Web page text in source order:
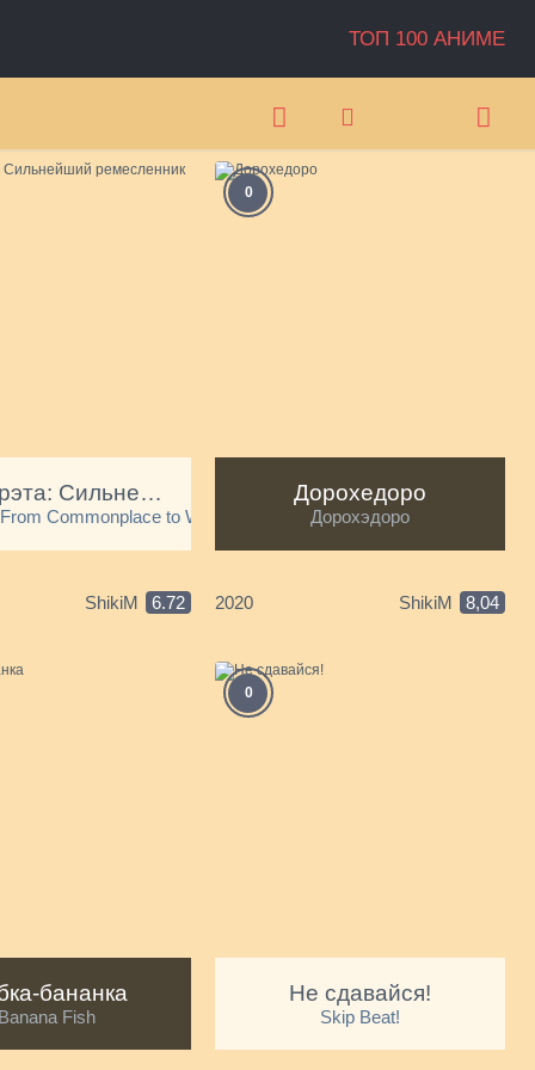
Арифурэта: Сильнейший ремесленник в мире
Commonplace to World's Strongest
ShikiM 6.72
0
Дорохедоро
Дорохэдоро
2020 ShikiM 8,04
бананка
Banana Fish
0
Не сдавайся!
Skip Beat!
ТОП 100 АНИМЕ